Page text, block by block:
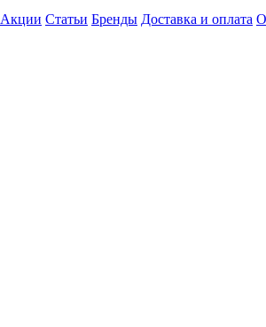
Акции Статьи Бренды Доставка и оплата О